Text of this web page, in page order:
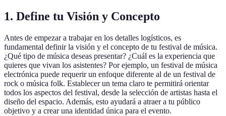
1. Define tu Visión y Concepto
Antes de empezar a trabajar en los detalles logísticos, es
fundamental definir la visión y el concepto de tu festival de música.
¿Qué tipo de música deseas presentar? ¿Cuál es la experiencia que
quieres que vivan los asistentes? Por ejemplo, un festival de música
electrónica puede requerir un enfoque diferente al de un festival de
rock o música folk. Establecer un tema claro te permitirá orientar
todos los aspectos del festival, desde la selección de artistas hasta el
diseño del espacio. Además, esto ayudará a atraer a tu público
objetivo y a crear una identidad única para el evento.